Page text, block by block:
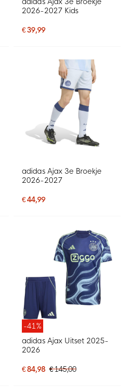
2026-2027 Kids
€ 39,99
adidas Ajax 3e Broekje
2026-2027
€ 44,99
-41%
adidas Ajax Uitset 2025-
2026
€ 84,98 € 145,00